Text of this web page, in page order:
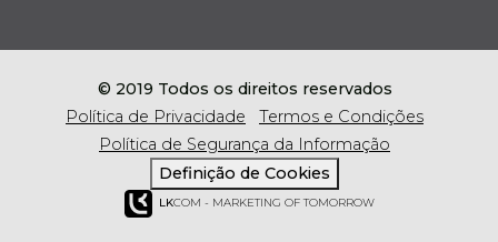
© 2019 Todos os direitos reservados
Política de Privacidade
Termos e Condições
Política de Segurança da Informação
Definição de Cookies
LKCOM - MARKETING OF TOMORROW